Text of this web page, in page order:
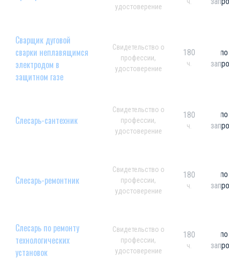
удостоверение
Сварщик дуговой
сварки неплавящимся
электродом в
защитном газе
Свидетельство о
профессии,
удостоверение
180
ч.
по
Слесарь-сантехник
Свидетельство о
профессии,
удостоверение
180
ч.
по
Слесарь-ремонтник
Свидетельство о
профессии,
удостоверение
180
ч.
по
Слесарь по ремонту
технологических
установок
Свидетельство о
профессии,
удостоверение
180
ч.
по